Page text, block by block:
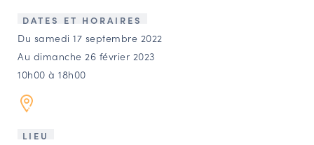
CONTACT
Agenda
Annuaire
DATES ET HORAIRES
Du samedi 17 septembre 2022
Au dimanche 26 février 2023
10h00 à 18h00
LIEU